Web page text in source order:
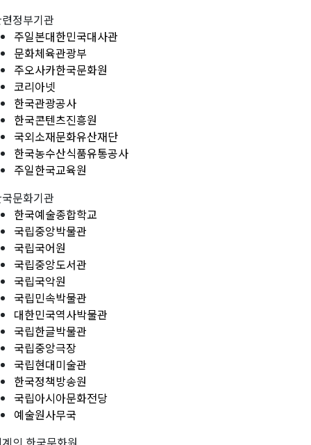
정부기관
주일본대한민국대사관
문화체육관광부
주오사카한국문화원
코리아넷
한국관광공사
한국콘텐츠진흥원
국외소재문화유산재단
한국농수산식품유통공사
주일한국교육원
문화기관
한국예술종합학교
국립중앙박물관
국립국어원
국립중앙도서관
국립국악원
국립민속박물관
대한민국역사박물관
국립한글박물관
국립중앙극장
국립현대미술관
한국정책방송원
국립아시아문화전당
예술원사무국